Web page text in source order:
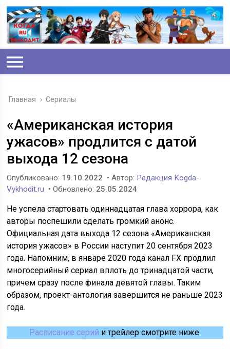
Главная › Сериалы
«Американская история
ужасов» продлится с датой
выхода 12 сезона
Опубликовано: 19.10.2022 • Автор: Редакция Kogda-
Vykhodit.ru • Обновлено: 25.05.2024
Не успела стартовать одиннадцатая глава хоррора, как
авторы поспешили сделать громкий анонс.
Официальная дата выхода 12 сезона «Американская
история ужасов» в России наступит 20 сентября 2023
года. Напомним, в январе 2020 года канал FX продлил
многосерийный сериал вплоть до тринадцатой части,
причем сразу после финала девятой главы. Таким
образом, проект-антология завершится не раньше 2023
года.
Расписание серий и трейлер смотрите ниже.